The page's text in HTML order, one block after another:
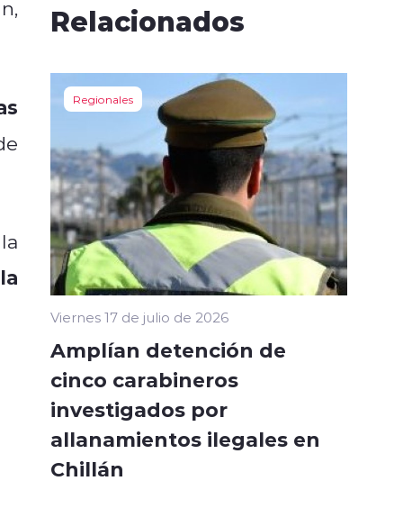
Relacionados
Regionales
Viernes 17 de julio de 2026
Amplían detención de
cinco carabineros
investigados por
allanamientos ilegales en
Chillán